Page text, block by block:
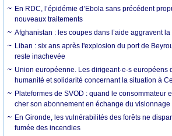
En RDC, l’épidémie d’Ebola sans précédent
nouveaux traitements
Afghanistan : les coupes dans l’aide aggravent
Liban : six ans après l'explosion du port de
reste inachevée
Union européenne. Les dirigeant·e·s européens
humanité et solidarité concernant la situation à
Plateformes de SVOD : quand le consommateur
cher son abonnement en échange du
En Gironde, les vulnérabilités des forêts ne
fumée des incendies